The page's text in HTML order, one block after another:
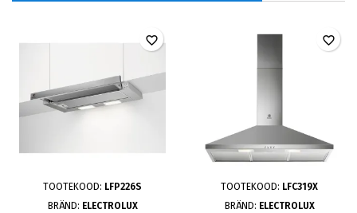
TOOTEKOOD: LFP226S
BRÄND: ELECTROLUX
favorite_border
TOOTEKOOD: LFC319X
BRÄND: ELECTROLUX
favorite_border